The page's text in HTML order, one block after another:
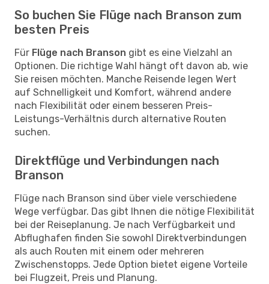
So buchen Sie Flüge nach Branson zum
besten Preis
Für Flüge nach Branson gibt es eine Vielzahl an
Optionen. Die richtige Wahl hängt oft davon ab, wie
Sie reisen möchten. Manche Reisende legen Wert
auf Schnelligkeit und Komfort, während andere
nach Flexibilität oder einem besseren Preis-
Leistungs-Verhältnis durch alternative Routen
suchen.
Direktflüge und Verbindungen nach
Branson
Flüge nach Branson sind über viele verschiedene
Wege verfügbar. Das gibt Ihnen die nötige Flexibilität
bei der Reiseplanung. Je nach Verfügbarkeit und
Abflughafen finden Sie sowohl Direktverbindungen
als auch Routen mit einem oder mehreren
Zwischenstopps. Jede Option bietet eigene Vorteile
bei Flugzeit, Preis und Planung.